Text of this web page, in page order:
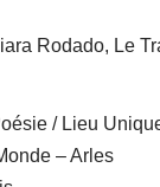
Rodado, Le
/ Lieu
– Arles